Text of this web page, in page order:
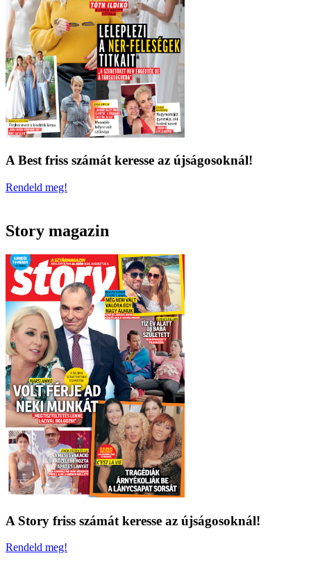
A Best friss számát keresse az újságosoknál!
Rendeld meg!
Story magazin
A Story friss számát keresse az újságosoknál!
Rendeld meg!